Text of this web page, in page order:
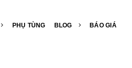
PHỤ TÙNG BLOG BÁO GIÁ